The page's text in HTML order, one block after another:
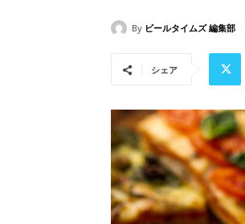
By ビールタイムズ 編集部
シェア